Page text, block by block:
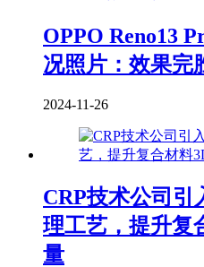
OPPO Reno13
况照片：效果完
2024-11-26
CRP技术公司引
理工艺，提升复
量